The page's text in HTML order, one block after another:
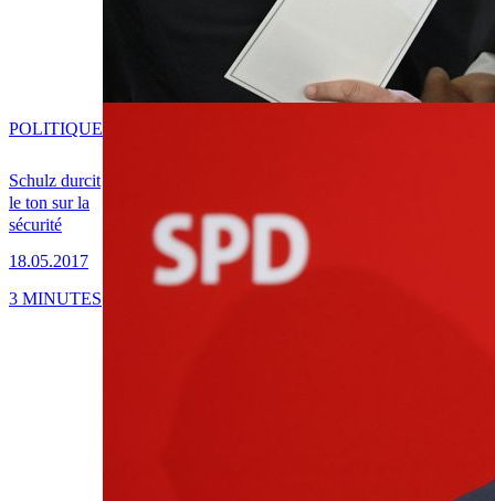
Schulz durcit
le ton sur la
sécurité
18.05.2017
POLITIQUE
3 MINUTES